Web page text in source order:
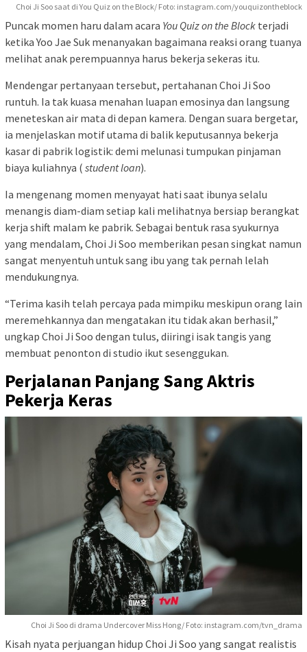
Choi Ji Soo saat di You Quiz on the Block/ Foto: instagram.com/youquizontheblock
Puncak momen haru dalam acara You Quiz on the Block terjadi
ketika Yoo Jae Suk menanyakan bagaimana reaksi orang tuanya
melihat anak perempuannya harus bekerja sekeras itu.
Mendengar pertanyaan tersebut, pertahanan Choi Ji Soo
runtuh. Ia tak kuasa menahan luapan emosinya dan langsung
meneteskan air mata di depan kamera. Dengan suara bergetar,
ia menjelaskan motif utama di balik keputusannya bekerja
kasar di pabrik logistik: demi melunasi tumpukan pinjaman
biaya kuliahnya ( student loan).
Ia mengenang momen menyayat hati saat ibunya selalu
menangis diam-diam setiap kali melihatnya bersiap berangkat
kerja shift malam ke pabrik. Sebagai bentuk rasa syukurnya
yang mendalam, Choi Ji Soo memberikan pesan singkat namun
sangat menyentuh untuk sang ibu yang tak pernah lelah
mendukungnya.
“Terima kasih telah percaya pada mimpiku meskipun orang lain
meremehkannya dan mengatakan itu tidak akan berhasil,”
ungkap Choi Ji Soo dengan tulus, diiringi isak tangis yang
membuat penonton di studio ikut sesenggukan.
Perjalanan Panjang Sang Aktris
Pekerja Keras
Choi Ji Soo di drama Undercover Miss Hong/ Foto: instagram.com/tvn_drama
Kisah nyata perjuangan hidup Choi Ji Soo yang sangat realistis